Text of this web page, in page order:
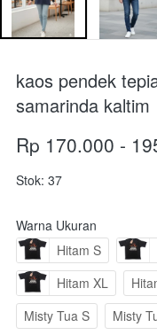
kaos pendek
samarinda kaltim
Rp 170.000 -
Stok: 37
Warna Ukuran
Hitam S
Hitam XL
Misty Tua S
Misty